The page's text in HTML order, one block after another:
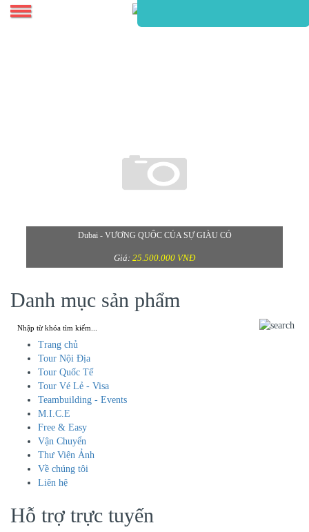
Dubai - VƯƠNG QUỐC CỦA SỰ GIÀU CÓ
Giá: 25.500.000 VNĐ
Danh mục sản phẩm
Trang chủ
Tour Nội Địa
Tour Quốc Tế
Tour Vé Lẻ - Visa
Teambuilding - Events
M.I.C.E
Free & Easy
Vận Chuyển
Thư Viện Ảnh
Về chúng tôi
Liên hệ
Hỗ trợ trực tuyến